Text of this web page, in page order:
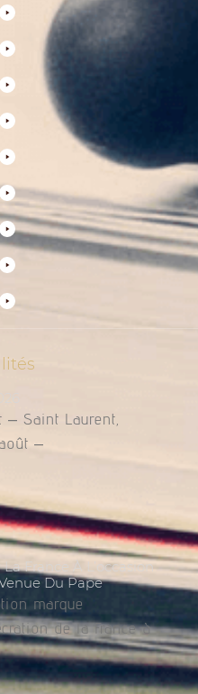
– Saint Laurent,
–
France À L’occasion
Du Pape
marque
de la France à